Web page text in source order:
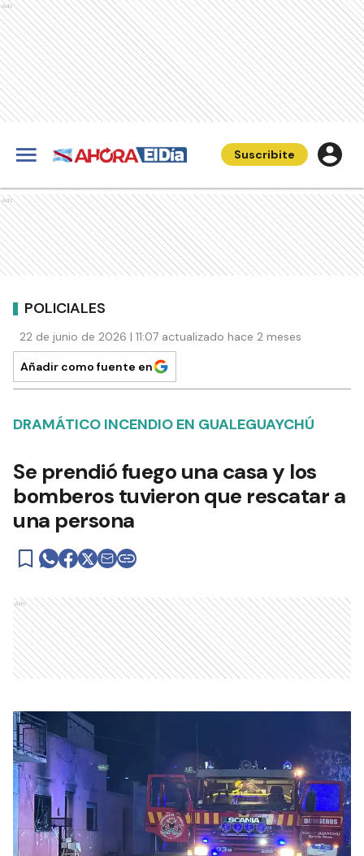
Ads
Suscribite
Ads
POLICIALES
22 de junio de 2026 | 11:07 actualizado hace 2 meses
Añadir como fuente en
DRAMÁTICO INCENDIO EN GUALEGUAYCHÚ
Se prendió fuego una casa y los
bomberos tuvieron que rescatar a
una persona
Ads